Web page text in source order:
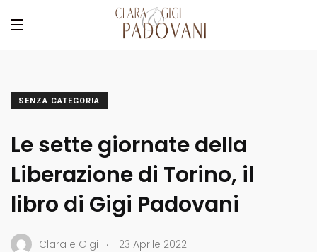
SENZA CATEGORIA
Le sette giornate della
Liberazione di Torino, il
libro di Gigi Padovani
Clara e Gigi . 23 Aprile 2022